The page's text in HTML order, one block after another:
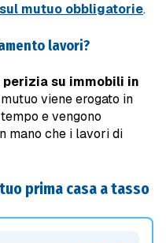
mutuo obbligatorie.
lavori?
su immobili in
viene erogato in
e vengono
mano che i lavori di
prima casa a tasso